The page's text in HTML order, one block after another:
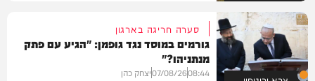
סערה חריגה בארגון
גורמים במוסד נגד גופמן: "הגיע עם פתק
מנתניהו?"
08:44
07/08/26יצחק כהן